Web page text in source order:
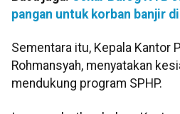
pangan untuk korban banjir
Sementara itu, Kepala Kantor
Rohmansyah, menyatakan
mendukung program SPHP.